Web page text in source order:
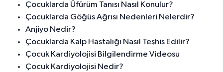
Çocuklarda Üfürüm Tanısı Nasıl Konulur?
Çocuklarda Göğüs Ağrısı Nedenleri Nelerdir?
Anjiyo Nedir?
Çocuklarda Kalp Hastalığı Nasıl Teşhis Edilir?
Çocuk Kardiyolojisi Bilgilendirme Videosu
Çocuk Kardiyolojisi Nedir?